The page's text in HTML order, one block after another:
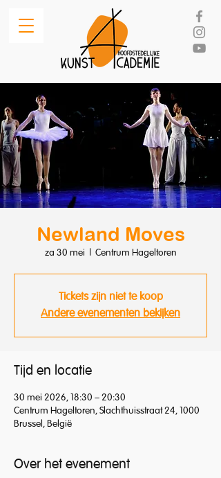
Newland Moves
za 30 mei
  |
Centrum Hageltoren
Tickets zijn niet te koop
Andere evenementen bekijken
Tijd en locatie
30 mei 2026, 18:30 – 20:30
Centrum Hageltoren, Slachthuisstraat 24, 1000
Brussel, België
Over het evenement